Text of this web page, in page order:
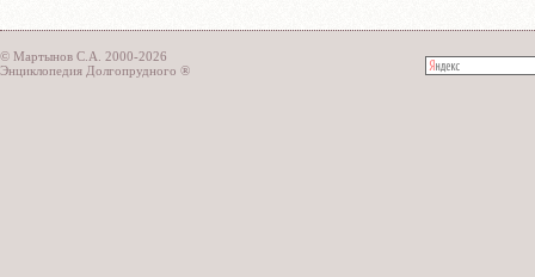
© Мартынов С.А. 2000-2026
Энциклопедия Долгопрудного ®